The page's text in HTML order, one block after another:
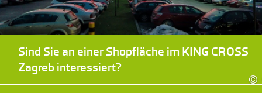
©
Sind Sie an einer Shopfläche im KING CROSS
Zagreb interessiert?